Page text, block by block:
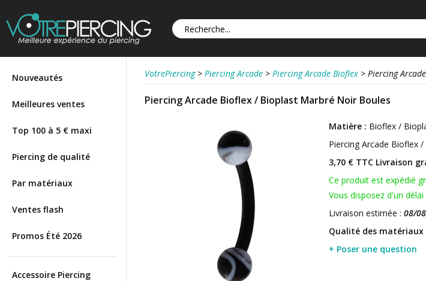
Nouveautés
Meilleures ventes
Top 100 à 5 € maxi
Piercing de qualité
Par matériaux
Ventes flash
Promos Été 2026
Accessoire Piercing
VotrePiercing > Piercing Arcade > Piercing Arcade Bioflex > Piercing
Piercing Arcade Bioflex / Bioplast Marbré Noir Boules
Matière : Bioflex /
Piercing Arcade Bioflex
3,70 € TTC Livraison
Ce produit est expédié
Vous disposez d'un
Livraison estimée : 08/
Qualité des matériaux
+ Poser une question